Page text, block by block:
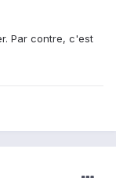
Par contre, c'est